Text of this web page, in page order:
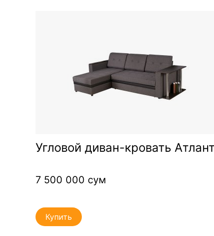
Угловой диван-кровать
7 500 000 сум
Купить